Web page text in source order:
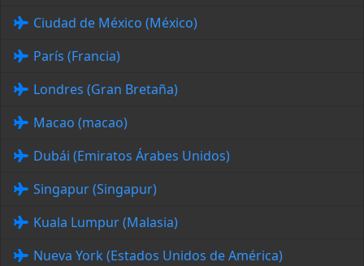
Ciudad de México (México)
París (Francia)
Londres (Gran Bretaña)
Macao (macao)
Dubái (Emiratos Árabes Unidos)
Singapur (Singapur)
Kuala Lumpur (Malasia)
Nueva York (Estados Unidos de América)